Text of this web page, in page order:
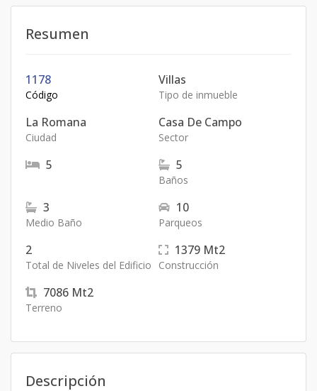
Resumen
1178
Código
Villas
Tipo de inmueble
La Romana
Ciudad
Casa De Campo
Sector
5 5
Baños
3
Medio Baño
10
Parqueos
2
Total de Niveles del Edificio
1379 Mt2
Construcción
7086 Mt2
Terreno
Descripción